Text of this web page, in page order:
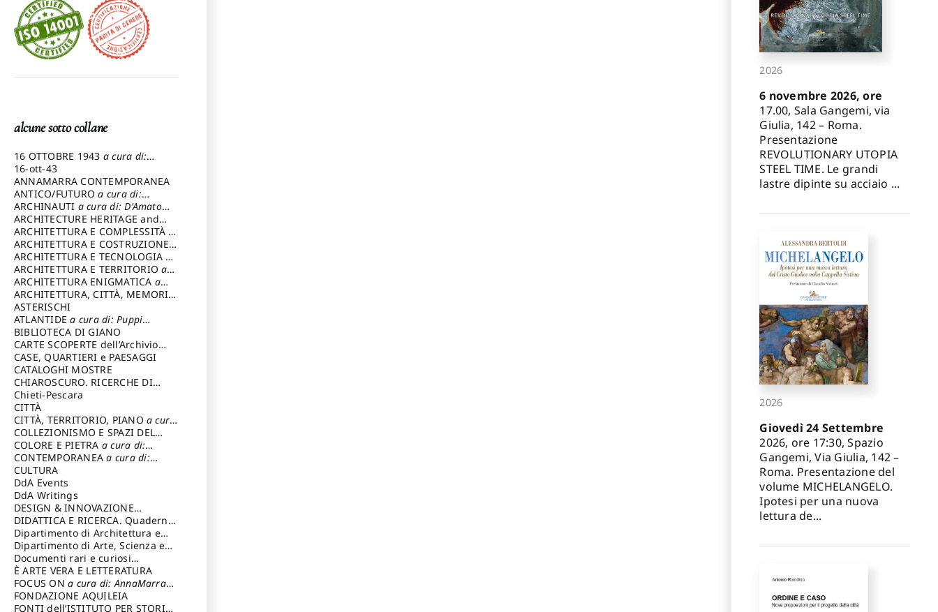
alcune sotto collane
16 OTTOBRE 1943 a cura di:
Pezzetti Marcello
16-ott-43
ANNAMARRA CONTEMPORANEA
ANTICO/FUTUROa cura di:
Varagnoli Claudio
ARCHINAUTI a cura di: D'Amato
Claudio
ARCHITECTURE HERITAGE and
DESIGN
ARCHITETTURA E COMPLESSITÀ a
cura di: Piva Antonio
ARCHITETTURA E COSTRUZIONEa
cura di: Poretti Sergio
ARCHITETTURA E TECNOLOGIA a
cura di: Carrara Gianfranco
ARCHITETTURA E TERRITORIOa
cura di: Pietrogrande Enrico
ARCHITETTURA ENIGMATICA a
cura di: Lenci Ruggero
ARCHITETTURA, CITTÀ, MEMORIA
a cura di: Valeriani Enrico
ASTERISCHI
ATLANTIDEa cura di: Puppi
Lionello
BIBLIOTECA DI GIANO
CARTE SCOPERTE dell’Archivio
Storico Capitolino
CASE, QUARTIERI e PAESAGGI
CATALOGHI MOSTRE
CHIAROSCURO. RICERCHE DI
STORIA E STORIA DELL'ARTE
cura di: Di Carpegna Falconieri
Tommaso
Chieti-Pescara
CITTÀ
CITTÀ, TERRITORIO, PIANO a cura
di: Imbesi Giuseppe
COLLEZIONISMO E SPAZI DEL
COLLEZIONISMO a cura di:
Magnani Lauro
COLORE E PIETRA a cura di:
Selvaggi Giuseppe
CONTEMPORANEAa cura di:
Gubinelli Luna
CULTURA
DdA Events
DdA Writings
DESIGN & INNOVAZIONE
TECNOLOGICAa cura di: Vallicelli
Andrea
DIDATTICA E RICERCA. Quaderni
della Scuola
Dipartimento di Architettura e
Analisi della Città Mediterranea
Dipartimento di Arte, Scienza e
Tecnica del Costuire
Documenti rari e curiosi
dall'Archivio Segreto
È ARTE VERA E LETTERATURA
FOCUS ONa cura di: AnnaMarra
Contemporanea
FONDAZIONE AQUILEIA
FONTI dell’ISTITUTO PER STORIA
2026
6 novembre 2026, ore
17.00, Sala Gangemi, via
Giulia, 142 – Roma.
Presentazione
REVOLUTIONARY UTOPIA
STEEL TIME. Le grandi
lastre dipinte su acciaio ...
2026
Giovedì 24 Settembre
2026, ore 17:30, Spazio
Gangemi, Via Giulia, 142 –
Roma. Presentazione del
volume MICHELANGELO.
Ipotesi per una nuova
lettura de...